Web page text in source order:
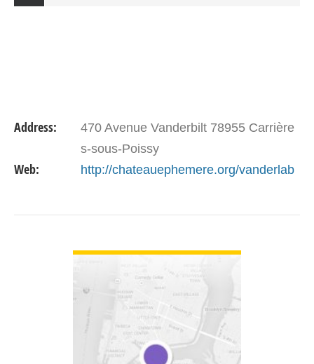
Address:
470 Avenue Vanderbilt 78955 Carrière
s-sous-Poissy
Web: http://chateauephemere.org/vanderlab